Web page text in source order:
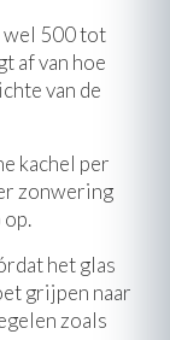
wel 500 tot
af van hoe
van de
kachel per
zonwering
het glas
grijpen naar
zoals